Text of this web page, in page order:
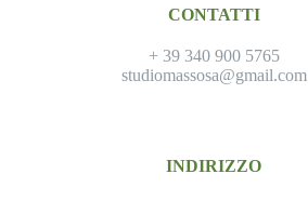
CONTATTI
+ 39 340 900 5765
studiomassosa@gmail.com
INDIRIZZO